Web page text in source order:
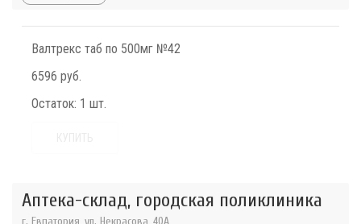
Валтрекс таб по 500мг №42
6596 руб.
Остаток: 1 шт.
Аптека-склад, городская поликлиника